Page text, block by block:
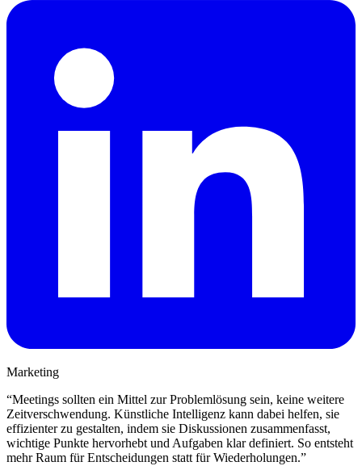
Marketing
“Meetings sollten ein Mittel zur Problemlösung sein, keine weitere
Zeitverschwendung. Künstliche Intelligenz kann dabei helfen, sie
effizienter zu gestalten, indem sie Diskussionen zusammenfasst,
wichtige Punkte hervorhebt und Aufgaben klar definiert. So entsteht
mehr Raum für Entscheidungen statt für Wiederholungen.”